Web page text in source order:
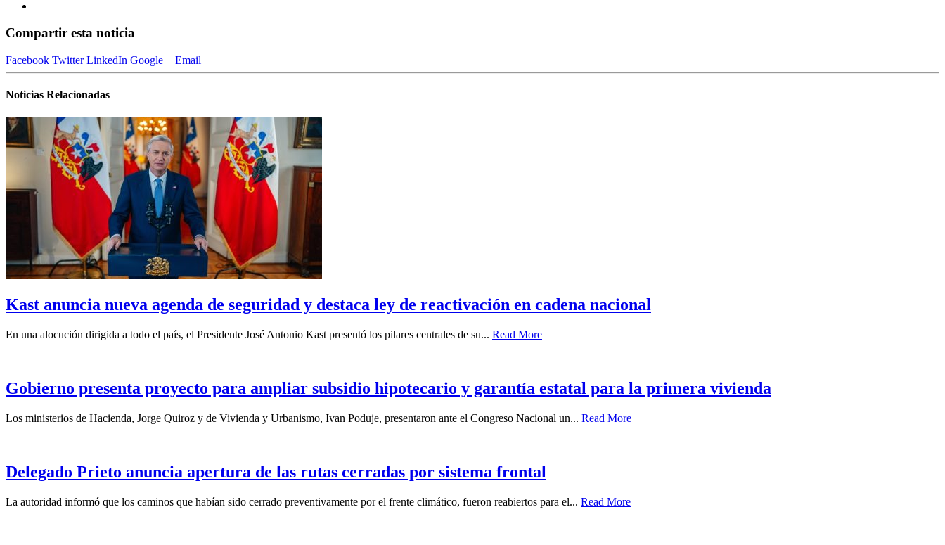
Compartir esta noticia
Facebook Twitter LinkedIn Google + Email
Noticias Relacionadas
Kast anuncia nueva agenda de seguridad y destaca ley de reactivación en cadena nacional
En una alocución dirigida a todo el país, el Presidente José Antonio Kast presentó los pilares centrales de su... Read More
Gobierno presenta proyecto para ampliar subsidio hipotecario y garantía estatal para la primera vivienda
Los ministerios de Hacienda, Jorge Quiroz y de Vivienda y Urbanismo, Ivan Poduje, presentaron ante el Congreso Nacional un... Read More
Delegado Prieto anuncia apertura de las rutas cerradas por sistema frontal
La autoridad informó que los caminos que habían sido cerrado preventivamente por el frente climático, fueron reabiertos para el... Read More